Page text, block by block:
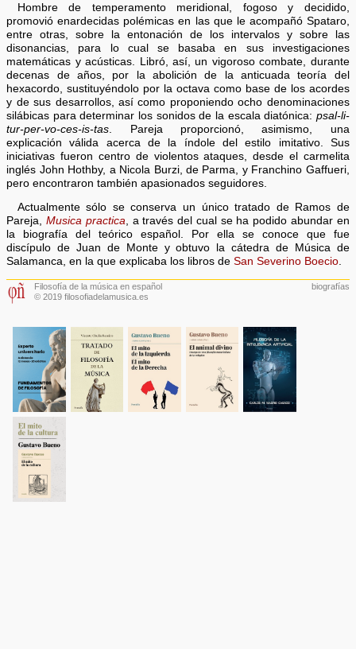
Hombre de temperamento meridional, fogoso y decidido,
promovió enardecidas polémicas en las que le acompañó Spataro,
entre otras, sobre la entonación de los intervalos y sobre las
disonancias, para lo cual se basaba en sus investigaciones
matemáticas y acústicas. Libró, así, un vigoroso combate, durante
decenas de años, por la abolición de la anticuada teoría del
hexacordo, sustituyéndolo por la octava como base de los acordes
y de sus desarrollos, así como proponiendo ocho denominaciones
silábicas para determinar los sonidos de la escala diatónica: psal-li-
tur-per-vo-ces-is-tas . Pareja proporcionó, asimismo, una
explicación válida acerca de la índole del estilo imitativo. Sus
iniciativas fueron centro de violentos ataques, desde el carmelita
inglés John Hothby, a Nicola Burzi, de Parma, y Franchino Gaffueri,
pero encontraron también apasionados seguidores.
Actualmente sólo se conserva un único tratado de Ramos de
Pareja, Musica practica, a través del cual se ha podido abundar en
la biografía del teórico español. Por ella se conoce que fue
discípulo de Juan de Monte y obtuvo la cátedra de Música de
Salamanca, en la que explicaba los libros deSan Severino Boecio.
Filosofía de la música en español
© 2019 filosofiadelamusica.es
biografías